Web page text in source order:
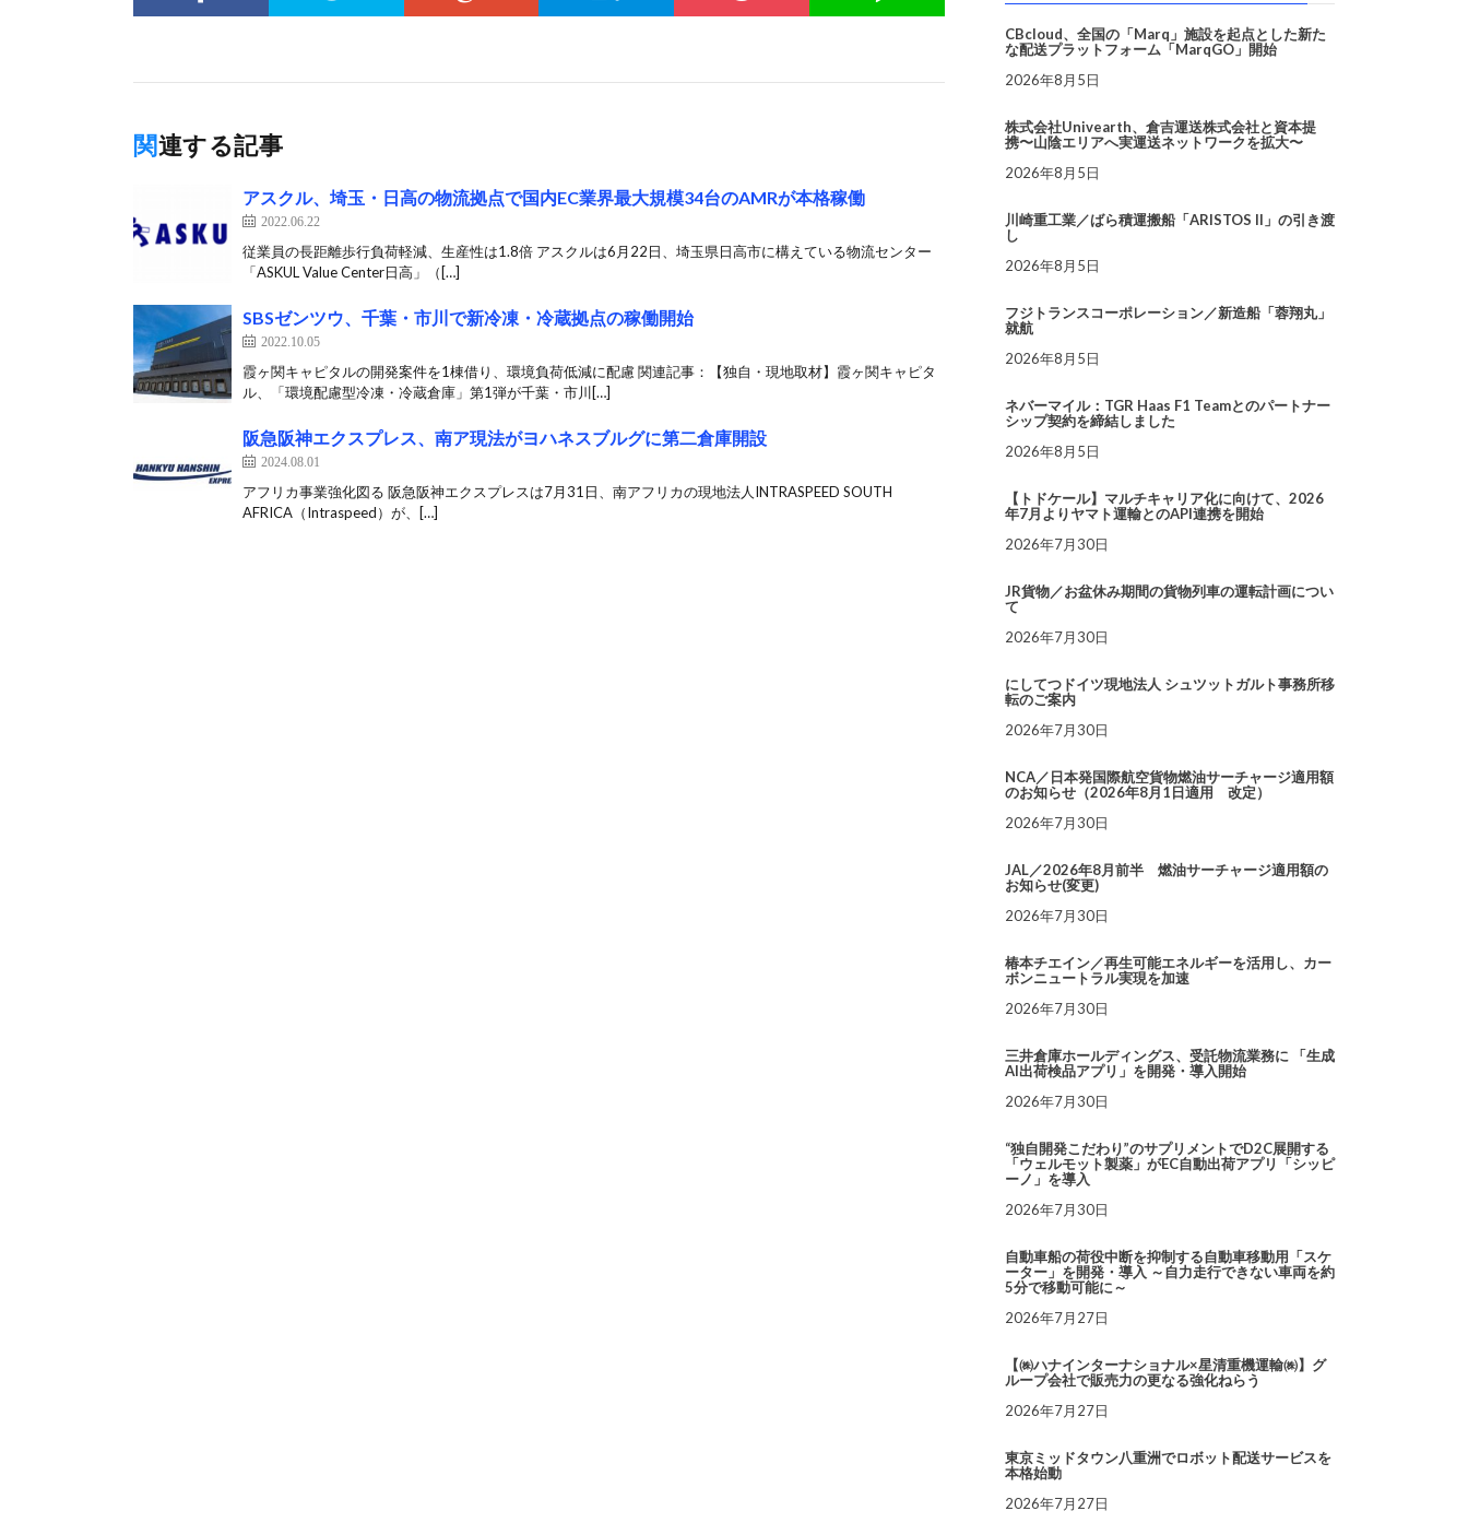
関連する記事
アスクル、埼玉・日高の物流拠点で国内EC業界最大規模34台のAMRが本格稼働
2022.06.22
従業員の長距離歩行負荷軽減、生産性は1.8倍 アスクルは6月22日、埼玉県日高市に構えている物流センター
「ASKUL Value Center日高」（[…]
SBSゼンツウ、千葉・市川で新冷凍・冷蔵拠点の稼働開始
2022.10.05
霞ヶ関キャピタルの開発案件を1棟借り、環境負荷低減に配慮 関連記事：【独自・現地取材】霞ヶ関キャピタ
ル、「環境配慮型冷凍・冷蔵倉庫」第1弾が千葉・市川[…]
阪急阪神エクスプレス、南ア現法がヨハネスブルグに第二倉庫開設
2024.08.01
アフリカ事業強化図る 阪急阪神エクスプレスは7月31日、南アフリカの現地法人INTRASPEED SOUTH
AFRICA（Intraspeed）が、[…]
CBcloud、全国の「Marq」施設を起点とした新た
な配送プラットフォーム「MarqGO」開始
2026年8月5日
株式会社Univearth、倉吉運送株式会社と資本提
携〜山陰エリアへ実運送ネットワークを拡大〜
2026年8月5日
川崎重工業／ばら積運搬船「ARISTOS II」の引き渡
し
2026年8月5日
フジトランスコーポレーション／新造船「蓉翔丸」
就航
2026年8月5日
ネバーマイル：TGR Haas F1 Teamとのパートナー
シップ契約を締結しました
2026年8月5日
【トドケール】マルチキャリア化に向けて、2026
年7月よりヤマト運輸とのAPI連携を開始
2026年7月30日
JR貨物／お盆休み期間の貨物列車の運転計画につい
て
2026年7月30日
にしてつドイツ現地法人 シュツットガルト事務所移
転のご案内
2026年7月30日
NCA／日本発国際航空貨物燃油サーチャージ適用額
のお知らせ（2026年8月1日適用 改定）
2026年7月30日
JAL／2026年8月前半 燃油サーチャージ適用額の
お知らせ(変更)
2026年7月30日
椿本チエイン／再生可能エネルギーを活用し、カー
ボンニュートラル実現を加速
2026年7月30日
三井倉庫ホールディングス、受託物流業務に 「生成
AI出荷検品アプリ」を開発・導入開始
2026年7月30日
“独自開発こだわり”のサプリメントでD2C展開する
「ウェルモット製薬」がEC自動出荷アプリ「シッピ
ーノ」を導入
2026年7月30日
自動車船の荷役中断を抑制する自動車移動用「スケ
ーター」を開発・導入 ～自力走行できない車両を約
5分で移動可能に～
2026年7月27日
【㈱ハナインターナショナル×星清重機運輸㈱】グ
ループ会社で販売力の更なる強化ねらう
2026年7月27日
東京ミッドタウン八重洲でロボット配送サービスを
本格始動
2026年7月27日